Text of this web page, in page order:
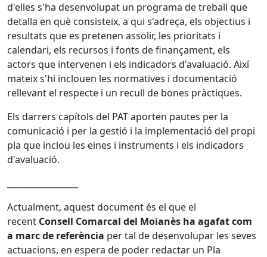
d'elles s'ha desenvolupat un programa de treball que
detalla en què consisteix, a qui s'adreça, els objectius i
resultats que es pretenen assolir, les prioritats i
calendari, els recursos i fonts de finançament, els
actors que intervenen i els indicadors d'avaluació. Així
mateix s'hi inclouen les normatives i documentació
rellevant el respecte i un recull de bones pràctiques.
Els darrers capítols del PAT aporten pautes per la
comunicació i per la gestió i la implementació del propi
pla que inclou les eines i instruments i els indicadors
d'avaluació.
Actualment, aquest document és el que el
recent Consell Comarcal del Moianès ha agafat com
a marc de referència per tal de desenvolupar les seves
actuacions, en espera de poder redactar un Pla